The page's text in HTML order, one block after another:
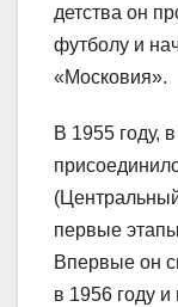
детства он
футболу и
«Московия».
В 1955 году,
первые
Впервые он
в 1956 году и